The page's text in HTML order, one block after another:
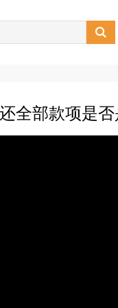

全部款项是